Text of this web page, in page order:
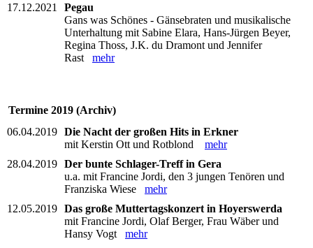
17.12.2021
Pegau
Gans was Schönes - Gänsebraten und musikalische
Unterhaltung mit Sabine Elara, Hans-Jürgen Beyer,
Regina Thoss, J.K. du Dramont und Jennifer
Rast mehr
Termine 2019 (Archiv)
06.04.2019 Die Nacht der großen Hits in Erkner
mit Kerstin Ott und Rotblond mehr
28.04.2019 Der bunte Schlager-Treff in Gera
u.a. mit Francine Jordi, den 3 jungen Tenören und
Franziska Wiese mehr
12.05.2019 Das große Muttertagskonzert in Hoyerswerda
mit Francine Jordi, Olaf Berger, Frau Wäber und
Hansy Vogt mehr